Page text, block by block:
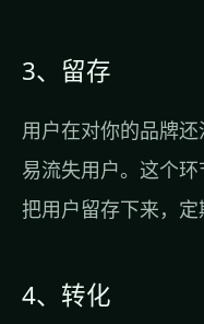
3、留存
用户在对你的品牌
易流失用户。这个环
把用户留存下来，定
4、转化